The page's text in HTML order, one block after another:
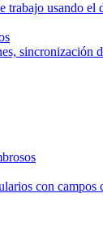
trabajo usando el
sincronización
con campos